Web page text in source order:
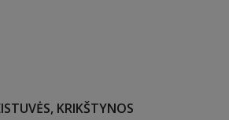
KRIKŠTYNOS